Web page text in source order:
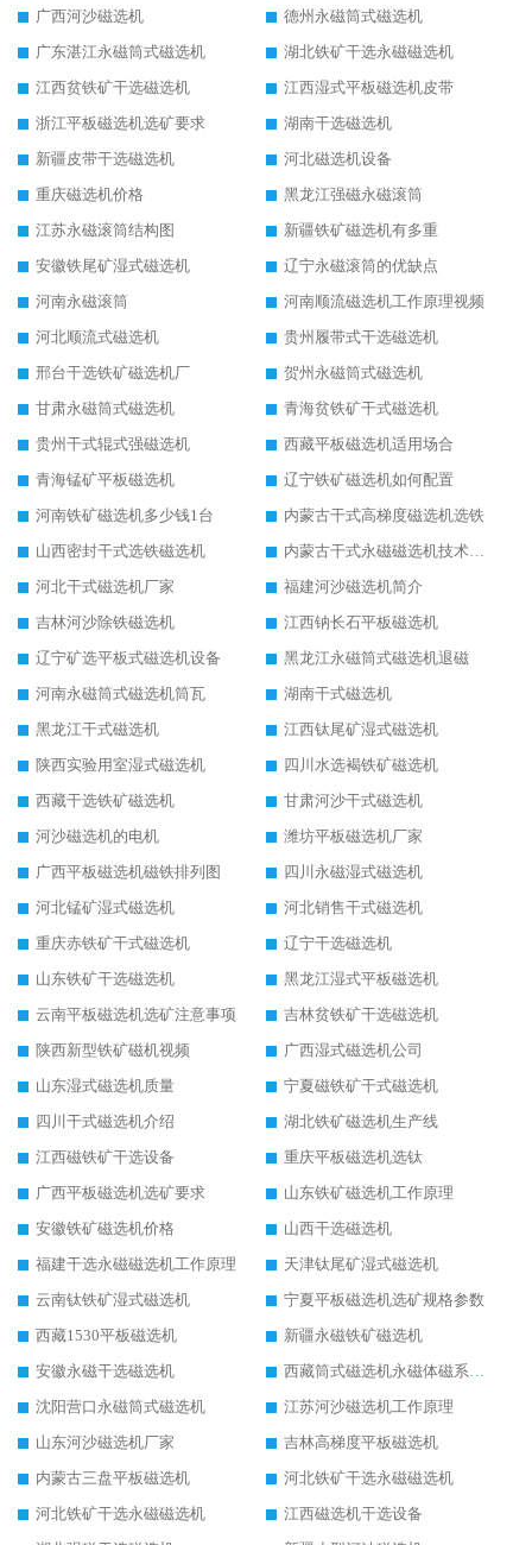
广西河沙磁选机
德州永磁筒式磁选机
广东湛江永磁筒式磁选机
湖北铁矿干选永磁磁选机
江西贫铁矿干选磁选机
江西湿式平板磁选机皮带
浙江平板磁选机选矿要求
湖南干选磁选机
新疆皮带干选磁选机
河北磁选机设备
重庆磁选机价格
黑龙江强磁永磁滚筒
江苏永磁滚筒结构图
新疆铁矿磁选机有多重
安徽铁尾矿湿式磁选机
辽宁永磁滚筒的优缺点
河南永磁滚筒
河南顺流磁选机工作原理视频
河北顺流式磁选机
贵州履带式干选磁选机
邢台干选铁矿磁选机厂
贺州永磁筒式磁选机
甘肃永磁筒式磁选机
青海贫铁矿干式磁选机
贵州干式辊式强磁选机
西藏平板磁选机适用场合
青海锰矿平板磁选机
辽宁铁矿磁选机如何配置
河南铁矿磁选机多少钱1台
内蒙古干式高梯度磁选机选铁
山西密封干式选铁磁选机
内蒙古干式永磁磁选机技术要求
河北干式磁选机厂家
福建河沙磁选机简介
吉林河沙除铁磁选机
江西钠长石平板磁选机
辽宁矿选平板式磁选机设备
黑龙江永磁筒式磁选机退磁
河南永磁筒式磁选机筒瓦
湖南干式磁选机
黑龙江干式磁选机
江西钛尾矿湿式磁选机
陕西实验用室湿式磁选机
四川水选褐铁矿磁选机
西藏干选铁矿磁选机
甘肃河沙干式磁选机
河沙磁选机的电机
潍坊平板磁选机厂家
广西平板磁选机磁铁排列图
四川永磁湿式磁选机
河北锰矿湿式磁选机
河北销售干式磁选机
重庆赤铁矿干式磁选机
辽宁干选磁选机
山东铁矿干选磁选机
黑龙江湿式平板磁选机
云南平板磁选机选矿注意事项
吉林贫铁矿干选磁选机
陕西新型铁矿磁机视频
广西湿式磁选机公司
山东湿式磁选机质量
宁夏磁铁矿干式磁选机
四川干式磁选机介绍
湖北铁矿磁选机生产线
江西磁铁矿干选设备
重庆平板磁选机选钛
广西平板磁选机选矿要求
山东铁矿磁选机工作原理
安徽铁矿磁选机价格
山西干选磁选机
福建干选永磁磁选机工作原理
天津钛尾矿湿式磁选机
云南钛铁矿湿式磁选机
宁夏平板磁选机选矿规格参数
西藏1530平板磁选机
新疆永磁铁矿磁选机
安徽永磁干选磁选机
西藏筒式磁选机永磁体磁系设计
沈阳营口永磁筒式磁选机
江苏河沙磁选机工作原理
山东河沙磁选机厂家
吉林高梯度平板磁选机
内蒙古三盘平板磁选机
河北铁矿干选永磁磁选机
河北铁矿干选永磁磁选机
江西磁选机干选设备